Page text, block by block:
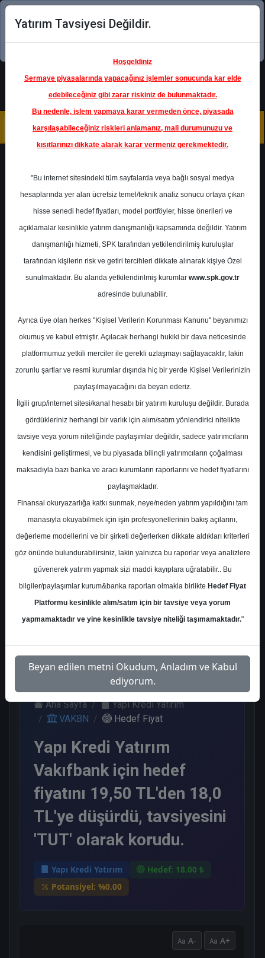
Şimdi uygulamayı indirin!
VAKBN- TÜRKİYE VAKIFLAR
BANKASI T.A.O.
Hedef Fiyat 18.00 ₺
Getiri
%0.00
0 0
En Yüksek Tahmin
Ortalama Fiyat Tahmini
Ortalama Getiri Potansiyeli
Kurum Sayısı
11
6
Paralel
Get.
1
Altı Get.
1
Üstü Get.
3
Salı, 16 Ocak 2024
Ana Sayfa
Yapı Kredi Yatırım
VAKBN
Hedef Fiyat
Yapı Kredi Yatırım
Vakıfbank için hedef
fiyatını 19,50 TL'den 18,0
TL'ye düşürdü, tavsiyesini
'TUT' olarak korudu.
Yapı Kredi Yatırım
Hedef: 18.00 ₺
Potansiyel: %0.00
A- A+
Yatırım Tavsiyesi Değildir.
Hoşgeldiniz
Sermaye piyasalarında yapacağınız işlemler sonucunda kar elde
edebileceğiniz gibi zarar riskiniz de bulunmaktadır.
Bu nedenle, işlem yapmaya karar vermeden önce, piyasada
karşılaşabileceğiniz riskleri anlamanız, mali durumunuzu ve
kısıtlarınızı dikkate alarak karar vermeniz gerekmektedir.
"Bu internet sitesindeki tüm sayfalarda veya bağlı sosyal medya
hesaplarında yer alan ücretsiz temel/teknik analiz sonucu ortaya çıkan
hisse senedi hedef fiyatları, model portföyler, hisse önerileri ve
açıklamalar kesinlikle yatırım danışmanlığı kapsamında değildir. Yatırım
danışmanlığı hizmeti, SPK tarafından yetkilendirilmiş kuruluşlar
tarafından kişilerin risk ve getiri tercihleri dikkate alınarak kişiye Özel
sunulmaktadır. Bu alanda yetkilendirilmiş kurumlar www.spk.gov.tr
adresinde bulunabilir.
Ayrıca üye olan herkes "Kişisel Verilerin Korunması Kanunu" beyanımızı
okumuş ve kabul etmiştir. Açılacak herhangi hukiki bir dava neticesinde
platformumuz yetkili merciler ile gerekli uzlaşmayı sağlayacaktır, lakin
zorunlu şartlar ve resmi kurumlar dışında hiç bir yerde Kişisel Verilerinizin
paylaşılmayacağını da beyan ederiz.
İlgili grup/internet sitesi/kanal hesabı bir yatırım kuruluşu değildir. Burada
gördükleriniz herhangi bir varlık için alım/satım yönlendirici nitelikte
tavsiye veya yorum niteliğinde paylaşımlar değildir, sadece yatırımcıların
kendisini geliştirmesi, ve bu piyasada bilinçli yatırımcıların çoğalması
maksadıyla bazı banka ve aracı kurumların raporlarını ve hedef fiyatlarını
paylaşmaktadır.
Finansal okuryazarlığa katkı sunmak, neye/neden yatırım yapıldığını tam
manasıyla okuyabilmek için işin profesyonellerinin bakış açılarını,
değerleme modellerini ve bir şirketi değerlerken dikkate aldıkları kriterleri
göz önünde bulundurabilirsiniz, lakin yalnızca bu raporlar veya analizlere
güvenerek yatırım yapmak sizi maddi kayıplara uğratabilir.. Bu
bilgiler/paylaşımlar kurum&banka raporları olmakla birlikte Hedef Fiyat
Platformu kesinlikle alım/satım için bir tavsiye veya yorum
yapmamaktadır ve yine kesinlikle tavsiye niteliği taşımamaktadır."
Beyan edilen metni Okudum, Anladım ve Kabul
ediyorum.